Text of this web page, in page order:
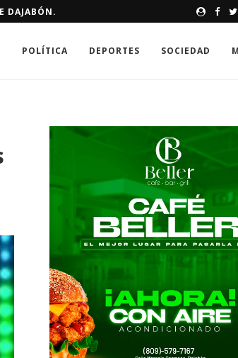
NUEVA MISIÓN DE ALTO RIESGO
POLÍTICA DEPORTES SOCIEDAD